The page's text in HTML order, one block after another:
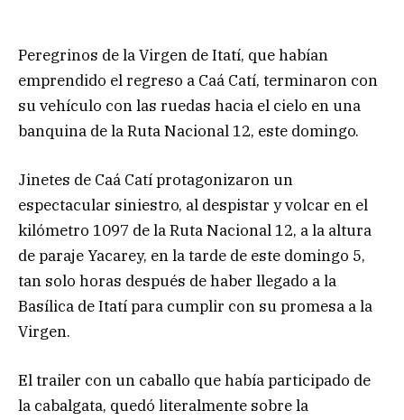
Peregrinos de la Virgen de Itatí, que habían
emprendido el regreso a Caá Catí, terminaron con
su vehículo con las ruedas hacia el cielo en una
banquina de la Ruta Nacional 12, este domingo.
Jinetes de Caá Catí protagonizaron un
espectacular siniestro, al despistar y volcar en el
kilómetro 1097 de la Ruta Nacional 12, a la altura
de paraje Yacarey, en la tarde de este domingo 5,
tan solo horas después de haber llegado a la
Basílica de Itatí para cumplir con su promesa a la
Virgen.
El trailer con un caballo que había participado de
la cabalgata, quedó literalmente sobre la